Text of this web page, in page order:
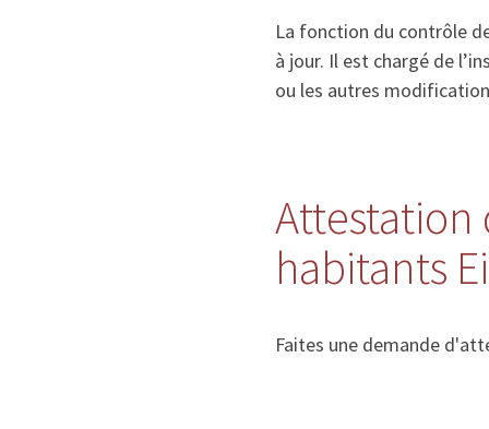
La fonction du contrôle
à jour. Il est chargé de
ou les autres
Attestation
habitants
Faites une demande